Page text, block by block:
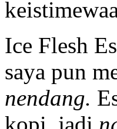
Ice Flesh
saya pun
nendang.